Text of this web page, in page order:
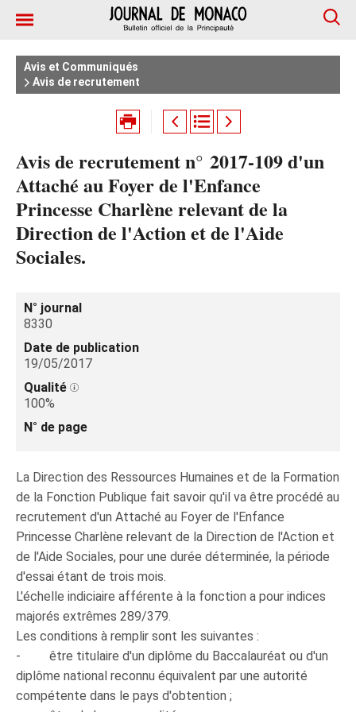
Avis et Communiqués
Avis de recrutement
Avis de recrutement n° 2017-109 d'un
Attaché au Foyer de l'Enfance
Princesse Charlène relevant de la
Direction de l'Action et de l'Aide
Sociales.
N° journal
8330
Date de publication
19/05/2017
Qualité
100%
N° de page
La Direction des Ressources Humaines et de la Formation
de la Fonction Publique fait savoir qu'il va être procédé au
recrutement d'un Attaché au Foyer de l'Enfance
Princesse Charlène relevant de la Direction de l'Action et
de l'Aide Sociales, pour une durée déterminée, la période
d'essai étant de trois mois.
L'échelle indiciaire afférente à la fonction a pour indices
majorés extrêmes 289/379.
Les conditions à remplir sont les suivantes :
- être titulaire d'un diplôme du Baccalauréat ou d'un
diplôme national reconnu équivalent par une autorité
compétente dans le pays d'obtention ;